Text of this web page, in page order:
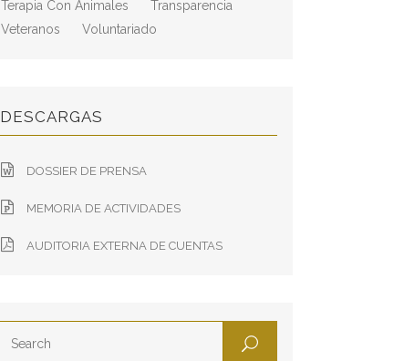
Terapia Con Animales
Transparencia
Veteranos
Voluntariado
DESCARGAS
DOSSIER DE PRENSA
MEMORIA DE ACTIVIDADES
AUDITORIA EXTERNA DE CUENTAS